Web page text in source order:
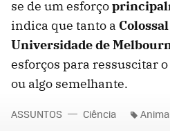
se de um esforço
indica que tanto a Colossal
Universidade de
esforços para ressuscitar
ou algo semelhante.
ASSUNTOS Ciência